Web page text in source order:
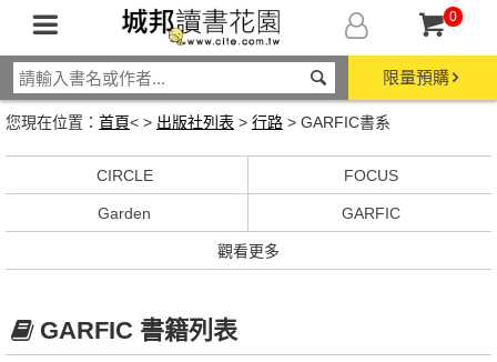
0
限量預購
您現在位置： 首頁< > 出版社列表 > 行路 > GARFIC書系
CIRCLE FOCUS
Garden GARFIC
觀看更多
GARFIC 書籍列表